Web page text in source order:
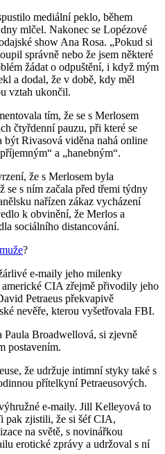
mediální peklo, během
mlčel. Nakonec se Lopézové
show Ana Rosa. „Pokud si
správně nebo že jsem některé
žádat o odpuštění, i když mým
a dodal, že v době, kdy měl
vztah ukončil.
tím, že se s Merlosem
čtyřdenní pauzu, při které se
být Rivasová viděna nahá online
a „hanebným“.
že s Merlosem byla
se s ním začala před třemi týdny
nařízen zákaz vycházení
k obvinění, že Merlos a
sociálního distancování.
?
e-maily jeho milenky
CIA zřejmě přivodily jeho
Petraeus překvapivě
nevěře, kterou vyšetřovala FBI.
Broadwellová, si zjevně
postavením.
že udržuje intimní styky také s
přítelkyní Petraeusových.
e-maily. Jill Kelleyová to
pak zjistili, že si šéf CIA,
na světě, s novinářkou
erotické zprávy a udržoval s ní